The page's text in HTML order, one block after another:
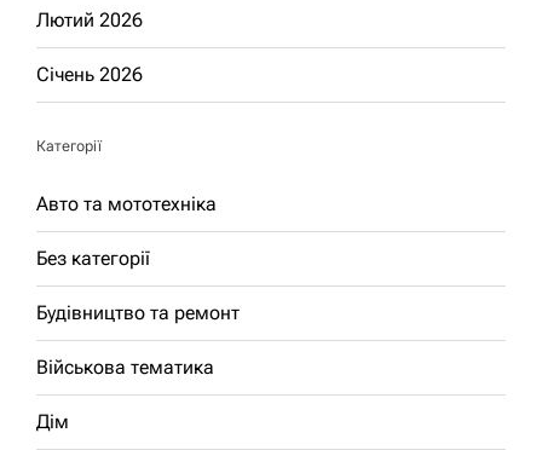
Лютий 2026
Січень 2026
Категорії
Авто та мототехніка
Без категорії
Будівництво та ремонт
Військова тематика
Дім